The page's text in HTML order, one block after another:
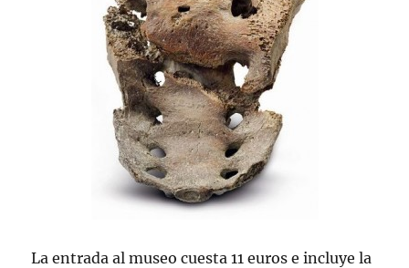
La entrada al museo cuesta 11 euros e incluye la